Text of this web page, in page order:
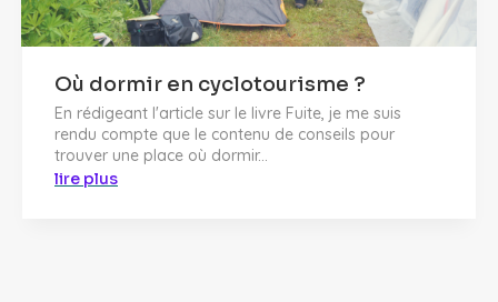
Où dormir en cyclotourisme ?
En rédigeant l'article sur le livre Fuite, je me suis
rendu compte que le contenu de conseils pour
trouver une place où dormir...
lire plus